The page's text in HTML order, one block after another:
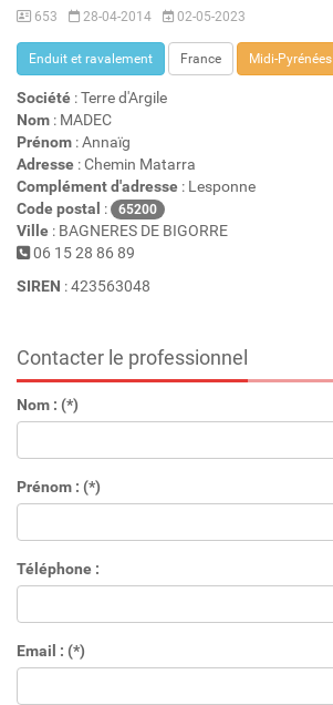
653 28-04-2014 02-05-2023
Enduit et ravalement France Midi-Pyrénées
Société : Terre d'Argile
Nom : MADEC
Prénom : Annaïg
Adresse : Chemin Matarra
Complément d'adresse : Lesponne
Code postal : 65200
Ville : BAGNERES DE BIGORRE
06 15 28 86 89
SIREN : 423563048
Contacter le professionnel
Nom : (*)
Prénom : (*)
Téléphone :
Email : (*)